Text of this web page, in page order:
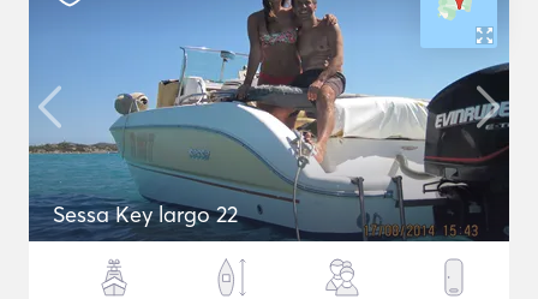
Sessa Key largo 22